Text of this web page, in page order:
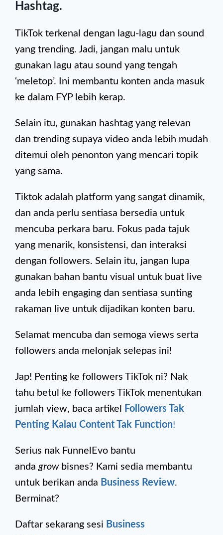
Hashtag.
TikTok terkenal dengan lagu-lagu dan sound
yang trending. Jadi, jangan malu untuk
gunakan lagu atau sound yang tengah
‘meletop’. Ini membantu konten anda masuk
ke dalam FYP lebih kerap.
Selain itu, gunakan hashtag yang relevan
dan trending supaya video anda lebih mudah
ditemui oleh penonton yang mencari topik
yang sama.
Tiktok adalah platform yang sangat dinamik,
dan anda perlu sentiasa bersedia untuk
mencuba perkara baru. Fokus pada tajuk
yang menarik, konsistensi, dan interaksi
dengan followers. Selain itu, jangan lupa
gunakan bahan bantu visual untuk buat live
anda lebih engaging dan sentiasa sunting
rakaman live untuk dijadikan konten baru.
Selamat mencuba dan semoga views serta
followers anda melonjak selepas ini!
Jap! Penting ke followers TikTok ni? Nak
tahu betul ke followers TikTok menentukan
jumlah view, baca artikel
Followers Tak
Penting Kalau Content Tak Function!
Serius nak FunnelEvo bantu
andagrow bisnes? Kami sedia membantu
untuk berikan anda Business Review.
Berminat?
Daftar sekarang sesi Business